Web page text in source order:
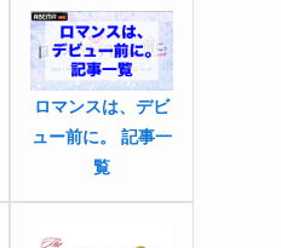
ロマンスは、デビ
ュー前に。 記事一
覧